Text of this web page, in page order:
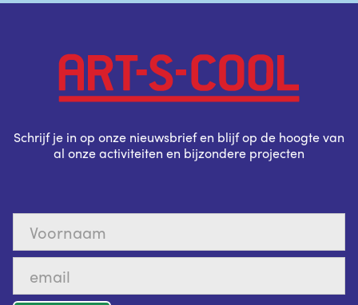
Schrijf je in op onze nieuwsbrief en blijf op de hoogte van
al onze activiteiten en bijzondere projecten